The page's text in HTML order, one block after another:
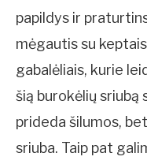
papildys ir
mėgautis su
gabalėliais, kurie
šią burokėlių sriubą
prideda šilumos,
sriuba. Taip pat